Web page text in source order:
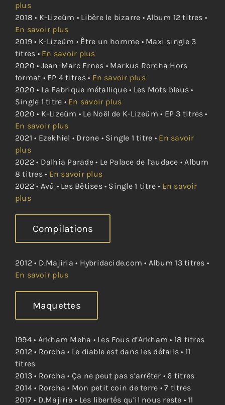
plus
2018 • K-Lizeüm • Libère le bizarre • Album 12 titres •
En savoir plus
2019 • K-Lizeüm • Être un homme • Maxi single 3
titres • En savoir plus
2020 • Jean-Marc Ernes • Markus Rorcha Hors
format • EP 4 titres • En savoir plus
2020 • La Fabrique métallique • Les Mots bleus •
Single 1 titre • En savoir plus
2020 • K-Lizeüm • Le Noël de K-Lizeüm • EP 3 titres •
En savoir plus
2021 • Ezekhiel • Drone • Single 1 titre • En savoir
plus
2022 • Dalhia Parade • Le Palace de l’audace • Album
8 titres • En savoir plus
2022 • Avû • Les Bêtises • Single 1 titre • En savoir
plus
Compilations
2012 • D.Majiria • Hybridacide.com • Album 13 titres •
En savoir plus
Maquettes
1994 • Arkham Meha • Les Fous d’Arkham • 18 titres
2012 • Rorcha • Le diable est dans les détails • 11
titres
2013 • Rorcha • Ça ne peut pas s’arrêter • 6 titres
2014 • Rorcha • Mon petit coin de terre • 7 titres
2017 • D.Majiria • Les libertés qu’il nous reste • 11